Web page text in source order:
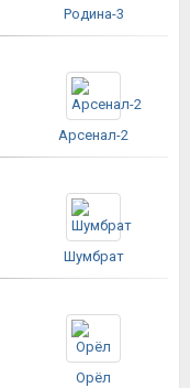
Родина-3
Арсенал-2
Шумбрат
Орёл